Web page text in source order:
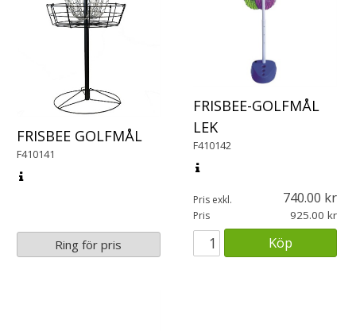
FRISBEE GOLFMÅL
F410141
Ring för pris
FRISBEE-GOLFMÅL
LEK
F410142
Pris exkl. 740.00
Pris 925.00
Köp